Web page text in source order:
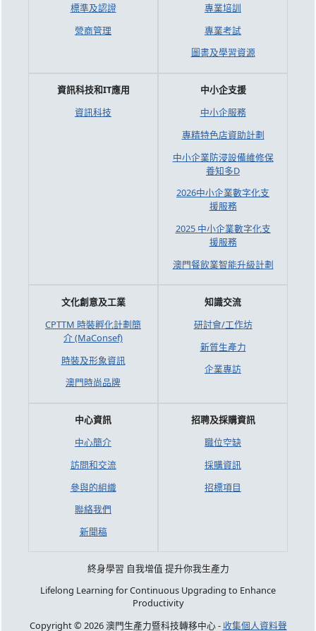
標準及認證
營商管理
專業培訓
專業考試
圖書及學習資源
資訊科技和IT應用
資訊科技
中小企支援
中小企服務
專精特色店資助計劃
中小企業防浸設備維修保
養知多D
2026中小企業數字化支
援服務
2025 中小企業數字化支
援服務
澳門餐飲業智能升級計劃
文化創意及工業
CPTTM 時裝孵化計劃簡
介 (MaConsef)
時裝及形象資訊
澳門時尚品牌
知識交流
研討會/工作坊
新質生產力
企業專訪
中心資訊
中心簡介
訪問和交流
參與的組織
聯絡我們
新聞稿
招聘及採購資訊
職位空缺
採購資訊
招標項目
終身學習 自我增值 提升你我生產力
Lifelong Learning for Continuous Upgrading to Enhance
Productivity
Copyright © 2026 澳門生產力暨科技轉移中心 - 收集個人資料聲